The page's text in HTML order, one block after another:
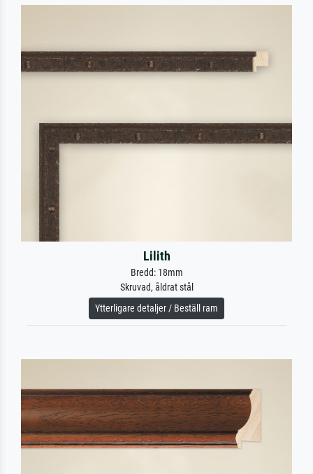
Lilith
Bredd: 18mm
Skruvad, åldrat stål
Ytterligare detaljer / Beställ ram